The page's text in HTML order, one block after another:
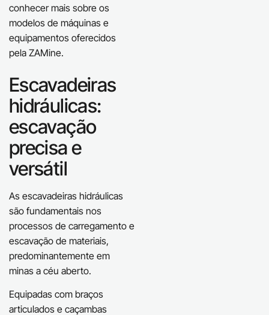
conhecer mais sobre os
modelos de máquinas e
equipamentos oferecidos
pela ZAMine.
Escavadeiras
hidráulicas:
escavação
precisa e
versátil
As escavadeiras hidráulicas
são fundamentais nos
processos de carregamento e
escavação de materiais,
predominantemente em
minas a céu aberto.
Equipadas com braços
articulados e caçambas